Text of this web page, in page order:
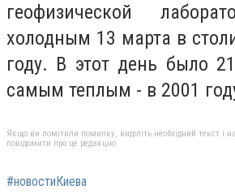
геофизической
холодным 13 марта в
году. В этот день было
самым теплым - в 2001
Якщо ви помітили помилку, виділіть необхідний текст і
повідомити про це редакцію
#новостиКиева